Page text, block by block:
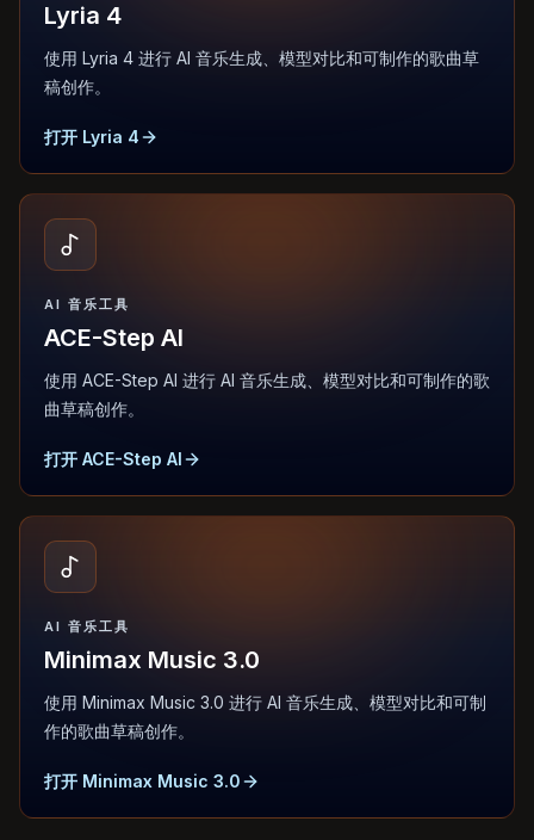
Lyria 4
使用 Lyria 4 进行 AI 音乐生成、模型对比和可制作的歌曲草
稿创作。
打开 Lyria 4
AI 音乐工具
ACE-Step AI
使用 ACE-Step AI 进行 AI 音乐生成、模型对比和可制作的歌
曲草稿创作。
打开 ACE-Step AI
AI 音乐工具
Minimax Music 3.0
使用 Minimax Music 3.0 进行 AI 音乐生成、模型对比和可制
作的歌曲草稿创作。
打开 Minimax Music 3.0